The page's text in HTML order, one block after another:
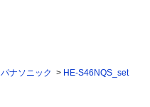
パナソニック HE-S46NQS_set